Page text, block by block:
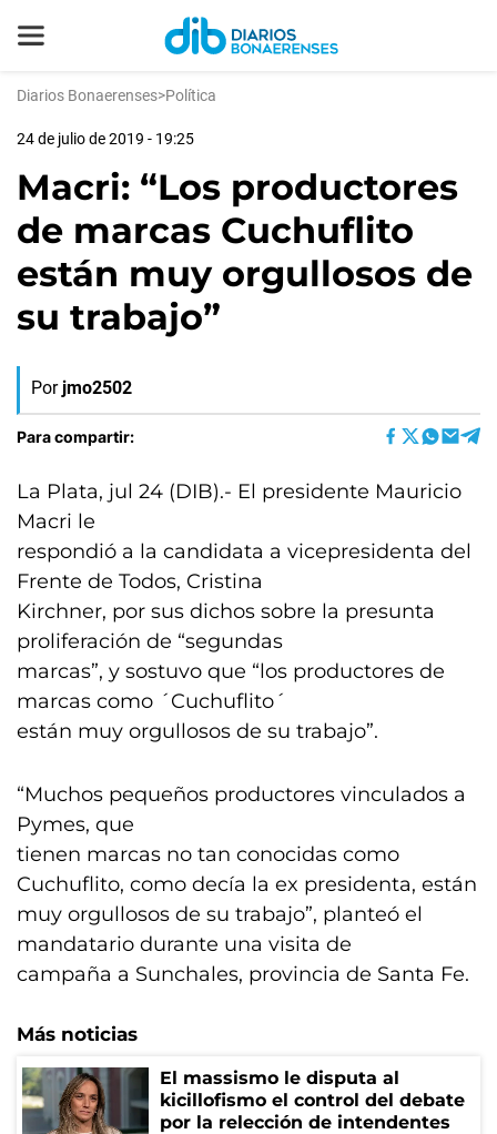
Diarios Bonaerenses>Política
24 de julio de 2019 - 19:25
Macri: “Los productores
de marcas Cuchuflito
están muy orgullosos de
su trabajo”
Por jmo2502
Para compartir:
La Plata, jul 24 (DIB).- El presidente Mauricio
Macri le
respondió a la candidata a vicepresidenta del
Frente de Todos, Cristina
Kirchner, por sus dichos sobre la presunta
proliferación de “segundas
marcas”, y sostuvo que “los productores de
marcas como ´Cuchuflito´
están muy orgullosos de su trabajo”.
“Muchos pequeños productores vinculados a
Pymes, que
tienen marcas no tan conocidas como
Cuchuflito, como decía la ex presidenta, están
muy orgullosos de su trabajo”, planteó el
mandatario durante una visita de
campaña a Sunchales, provincia de Santa Fe.
Más noticias
El massismo le disputa al
kicillofismo el control del debate
por la relección de intendentes